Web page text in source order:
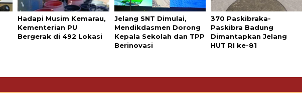
Hadapi Musim Kemarau,
Kementerian PU
Bergerak di 492 Lokasi
Jelang SNT Dimulai,
Mendikdasmen Dorong
Kepala Sekolah dan TPP
Berinovasi
370 Paskibraka-
Paskibra Badung
Dimantapkan Jelang
HUT RI ke-81